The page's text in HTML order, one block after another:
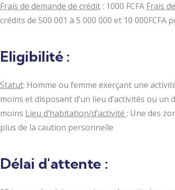
Frais de demande de crédit : 1000 FCFA Frais
crédits de 500 001 à 5 000 000 et 10 000FCFA
Eligibilité :
Statut: Homme ou femme exerçant une
moins et disposant d’un lieu d’activités ou
moins Lieu d’habitation/d’activité : Une des
plus de la caution personnelle
Délai d'attente :